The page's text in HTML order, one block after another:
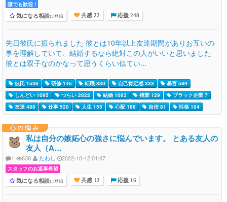
誰でも歓迎 !
気になる相談に登録 共感 22 応援 248
先日彼氏に振られました 彼とは10年以上友達期間がありお互いの
事を理解していて、結婚するなら絶対この人がいいと思いました
彼とは双子なのかなって思うくらい似てい...
彼氏 1536 研修 145 転職 830 自己肯定感 333
暴言 589
しんどい 1095
つらい 2822 結婚 1063 残業 129
ブラック企業 7
友達 488
仕事 520 人生 155 心配 188 自信 81 性格 104
心の悩み
私は自分の嫉妬心の強さに悩んでいます。 とある友人の
友人（A…
1 638 たわし 2022-10-12 01:47
スタッフのお返事希望
気になる相談に登録 共感 12 応援 16